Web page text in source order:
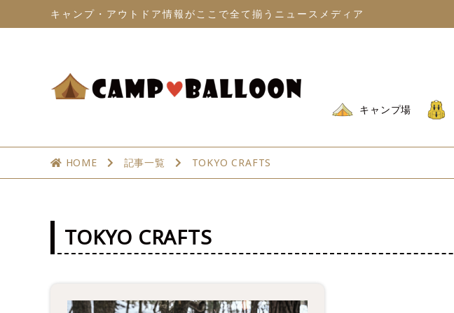
キャンプ・アウトドア情報がここで全て揃うニュースメディア
キャンプ場
HOME 記事一覧 TOKYO CRAFTS
TOKYO CRAFTS